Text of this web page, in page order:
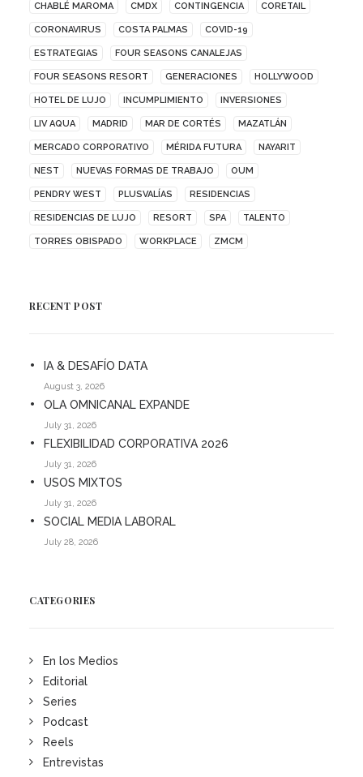
CHABLÉ MAROMA CMDX CONTINGENCIA CORETAIL
CORONAVIRUS COSTA PALMAS COVID-19
ESTRATEGIAS FOUR SEASONS CANALEJAS
FOUR SEASONS RESORT GENERACIONES HOLLYWOOD
HOTEL DE LUJO INCUMPLIMIENTO INVERSIONES
LIV AQUA MADRID MAR DE CORTÉS MAZATLÁN
MERCADO CORPORATIVO MÉRIDA FUTURA NAYARIT
NEST NUEVAS FORMAS DE TRABAJO OUM
PENDRY WEST PLUSVALÍAS RESIDENCIAS
RESIDENCIAS DE LUJO RESORT SPA TALENTO
TORRES OBISPADO WORKPLACE ZMCM
RECENT POST
IA & DESAFÍO DATA
August 3, 2026
OLA OMNICANAL EXPANDE
July 31, 2026
FLEXIBILIDAD CORPORATIVA 2026
July 31, 2026
USOS MIXTOS
July 31, 2026
SOCIAL MEDIA LABORAL
July 28, 2026
CATEGORIES
En los Medios
Editorial
Series
Podcast
Reels
Entrevistas